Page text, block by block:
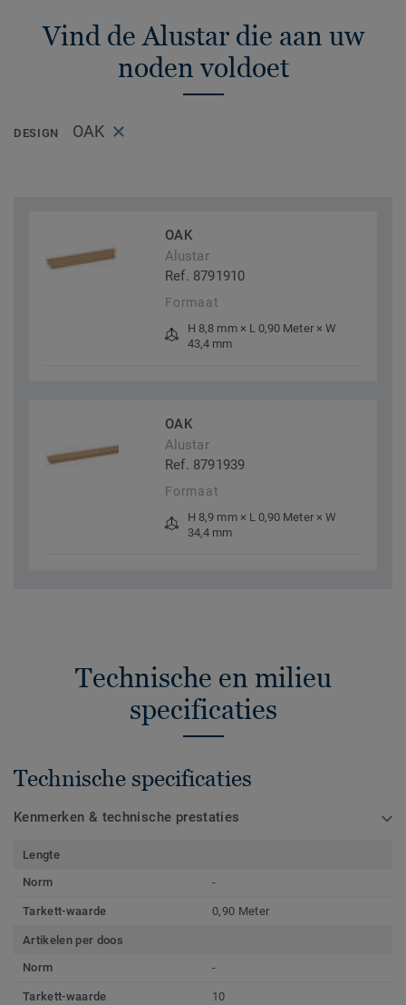
Vind de Alustar die aan uw
noden voldoet
DESIGN OAK
OAK
Alustar
Ref. 8791910
Formaat
H 8,8 mm × L 0,90 Meter × W
43,4 mm
OAK
Alustar
Ref. 8791939
Formaat
H 8,9 mm × L 0,90 Meter × W
34,4 mm
Technische en milieu
specificaties
Technische specificaties
Kenmerken & technische prestaties
Lengte
Norm
-
Tarkett-waarde 0,90 Meter
Artikelen per doos
Norm
-
Tarkett-waarde 10